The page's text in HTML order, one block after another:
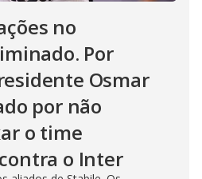
no
Por
Osmar
por não
o time
o Inter